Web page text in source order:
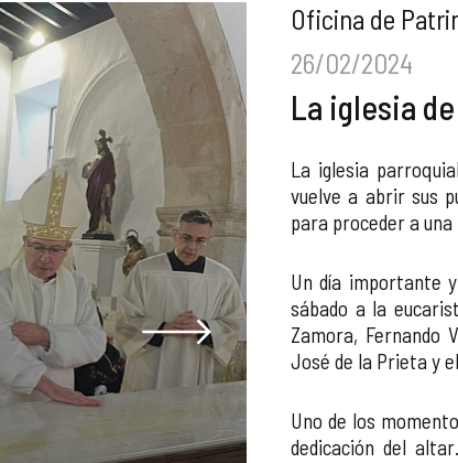
Oficina de
26/02/2024
La iglesia
La iglesia
vuelve a abrir sus
para proceder a
Un día importante
sábado a la
Zamora, Fernando
José de la Prieta y
Uno de los
dedicación del